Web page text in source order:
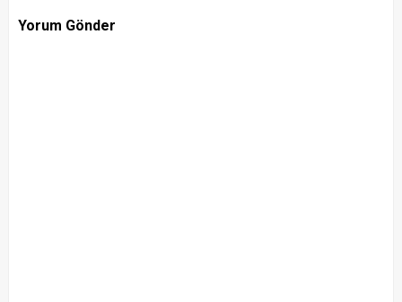
Yorum Gönder